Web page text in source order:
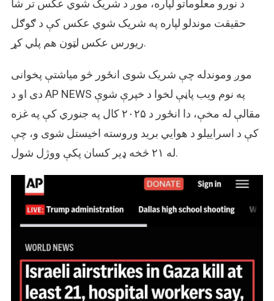
د نورو معلوماتو لپاره، موږ د شریک شوي عکس تر شا
حقیقت موندلو لپاره په شریک شوي عکس کې د ګوګل
ریورس عکس لټون هم پلي کړ.
موږ وموندله چې شریک شوی انځور څو میاشتې پخوانی
دی او د AP NEWS په نوم ویب پاڼې لخوا د خپرې شوې
مقالې له مخې، دا انځور د ۲۰۲۵ کال په جنوري کې په غزه
کې د اسراییلو د هوايي برید وروسته اخیستل شوی و، چې
له ۲۱ څخه ډیر کسان پکې ووژل شول.